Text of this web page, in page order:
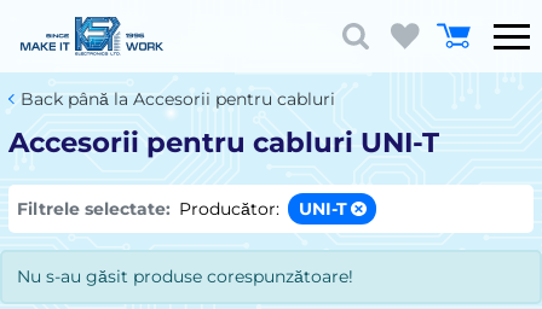
Back până la Accesorii pentru cabluri
Accesorii pentru cabluri UNI-T
Filtrele selectate: Producător: UNI-T
Nu s-au găsit produse corespunzătoare!